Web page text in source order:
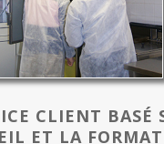
CLIENT BASÉ
ET LA